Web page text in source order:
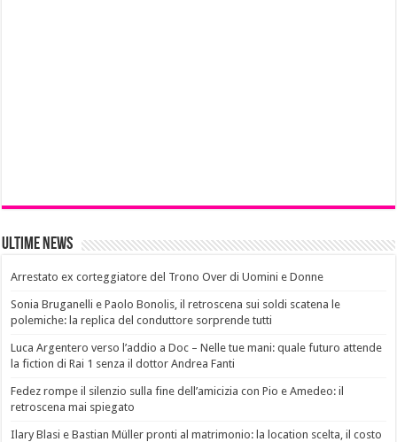
Ultime News
Arrestato ex corteggiatore del Trono Over di Uomini e Donne
Sonia Bruganelli e Paolo Bonolis, il retroscena sui soldi scatena le
polemiche: la replica del conduttore sorprende tutti
Luca Argentero verso l’addio a Doc – Nelle tue mani: quale futuro attende
la fiction di Rai 1 senza il dottor Andrea Fanti
Fedez rompe il silenzio sulla fine dell’amicizia con Pio e Amedeo: il
retroscena mai spiegato
Ilary Blasi e Bastian Müller pronti al matrimonio: la location scelta, il costo